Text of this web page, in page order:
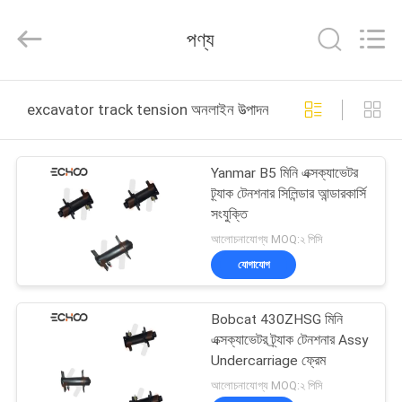
পণ্য
আমাদের
কারখানা
Corporation.
পণ্য
excavator track tension অনলাইন উত্পাদন
Yanmar B5 মিনি এক্সক্যাভেটর
ট্র্যাক টেনশনার সিলিন্ডার আন্ডারকার্সি
সংযুক্তি
আলোচনাযোগ্য MOQ:২ পিসি
যোগাযোগ
Bobcat 430ZHSG মিনি
এক্সক্যাভেটর ট্র্যাক টেনশনার Assy
Undercarriage ফ্রেম
আলোচনাযোগ্য MOQ:২ পিসি